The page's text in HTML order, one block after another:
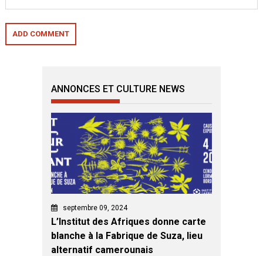
ANNONCES ET CULTURE NEWS
septembre 09, 2024
L’Institut des Afriques donne carte
blanche à la Fabrique de Suza, lieu
alternatif camerounais